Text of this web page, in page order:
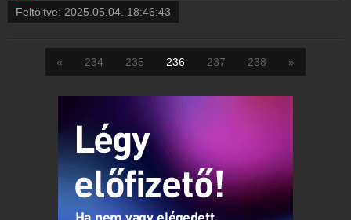
Feltöltve: 2025.05.04. 18:46:43
« 234 235 236 237 238 »